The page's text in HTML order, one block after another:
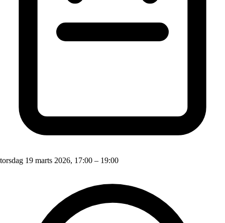
torsdag 19 marts 2026, 17:00 – 19:00